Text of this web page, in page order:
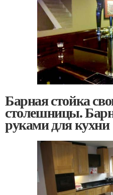
Барная стойка
столешницы.
руками для кухни